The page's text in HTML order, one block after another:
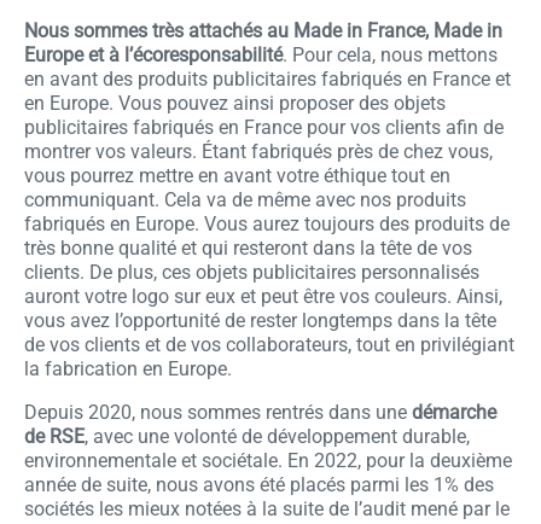
Nous sommes très attachés au Made in France, Made in
Europe et à l’écoresponsabilité. Pour cela, nous mettons
en avant des produits publicitaires fabriqués en France et
en Europe. Vous pouvez ainsi proposer des objets
publicitaires fabriqués en France pour vos clients afin de
montrer vos valeurs. Étant fabriqués près de chez vous,
vous pourrez mettre en avant votre éthique tout en
communiquant. Cela va de même avec nos produits
fabriqués en Europe. Vous aurez toujours des produits de
très bonne qualité et qui resteront dans la tête de vos
clients. De plus, ces objets publicitaires personnalisés
auront votre logo sur eux et peut être vos couleurs. Ainsi,
vous avez l’opportunité de rester longtemps dans la tête
de vos clients et de vos collaborateurs, tout en privilégiant
la fabrication en Europe.
Depuis 2020, nous sommes rentrés dans une démarche
de RSE, avec une volonté de développement durable,
environnementale et sociétale. En 2022, pour la deuxième
année de suite, nous avons été placés parmi les 1% des
sociétés les mieux notées à la suite de l’audit mené par le